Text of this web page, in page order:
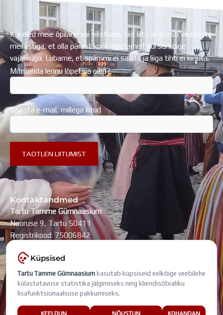
Kui oled meie õpilane või vilistlane, siis liitu aegsasti vilistlaste
meililistiga, et olla pärast kooli lõpetamist kursis kõige
vajalikuga. Lubame, et spämmi ei saada ja liiga tihti ei kirjuta.
Mitmenda lennu lõpetaja oled?
Sisesta e-mail, millega liitud
Kontaktandmed
Tartu Tamme Gümnaasium
Nooruse 9, Tartu 50411
Registrikood: 75006842
KONTAKTID
SearchSearch
Küpsised
Tartu Tamme Gümnaasium kasutab küpsiseid eelkõige veebilehe
külastatavuse statistika jälgimiseks ning kliendisõbraliku
lisafunktsionaalsuse pakkumiseks.
KEELDUN NÕUSTUN KOHANDAN